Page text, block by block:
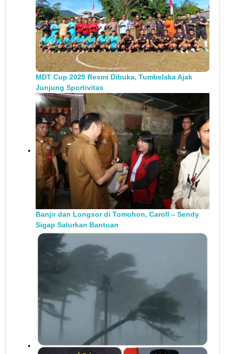
MDT Cup 2025 Resmi Dibuka, Tumbelaka Ajak
Junjung Sportivitas
Banjir dan Longsor di Tomohon, Caroll – Sendy
Sigap Salurkan Bantuan